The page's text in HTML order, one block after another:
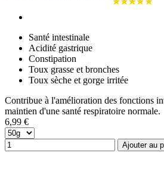
Santé intestinale
Acidité gastrique
Constipation
Toux grasse et bronches
Toux sèche et gorge irritée
Contribue à l'amélioration des fonctions
maintien d'une santé respiratoire normale.
6,99 €
Ajouter au